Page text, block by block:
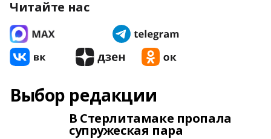
Читайте нас
Выбор редакции
В Стерлитамаке пропала
супружеская пара